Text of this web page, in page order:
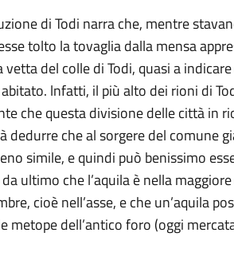
di Todi narra che, mentre
tolto la tovaglia dalla mensa
vetta del colle di Todi, quasi a
lnfatti, il più alto dei rioni di
che questa divisione delle città in
dedurre che al sorgere del comune
simile, e quindi può benissimo
ultimo che l’aquila è nella
cioè nell’asse, e che un’aquila
metope dell’antico foro (oggi